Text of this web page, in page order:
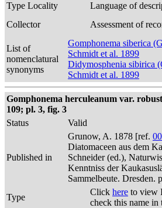
Type Locality
Language of
Collector
Assessment of
List of
nomenclatural
synonyms
Gomphonema siberica
Schmidt et al. 1899
Didymosphenia sibirica
Schmidt et al. 1899
Gomphonema herculeanum var.
109; pl. 3, fig. 3
Status
Valid
Published in
Grunow, A. 1878 [ref.
Diatomaceen aus dem
Schneider (ed.),
Kenntniss der
Sammelbeute. Dresden.
Type
Click here to view
check this name